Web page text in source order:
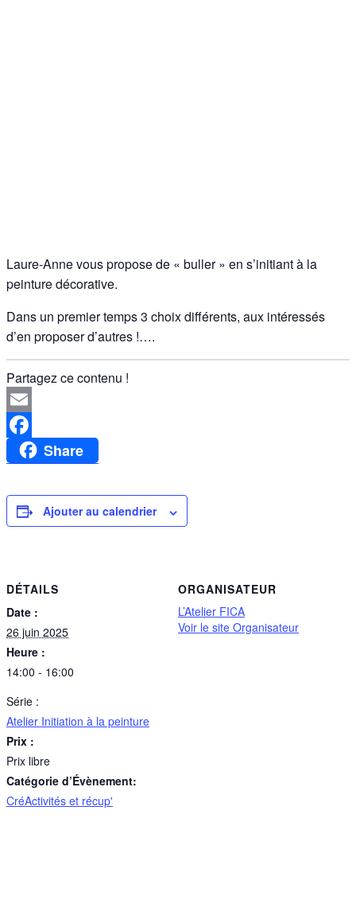
Laure-Anne vous propose de « buller » en s’initiant à la
peinture décorative.
Dans un premier temps 3 choix différents, aux intéressés
d’en proposer d’autres !….
Partagez ce contenu !
Email
FacebookShare
Ajouter au calendrier
DÉTAILS
Date :
26 juin 2025
Heure :
14:00 - 16:00
Série :
Atelier Initiation à la peinture
Prix :
Prix libre
Catégorie d’Évènement:
CréActivités et récup'
ORGANISATEUR
L’Atelier FICA
Voir le site Organisateur